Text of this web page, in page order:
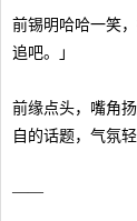
前锡明哈哈一笑
追吧。」
前缘点头，嘴角
自的话题，气氛
——